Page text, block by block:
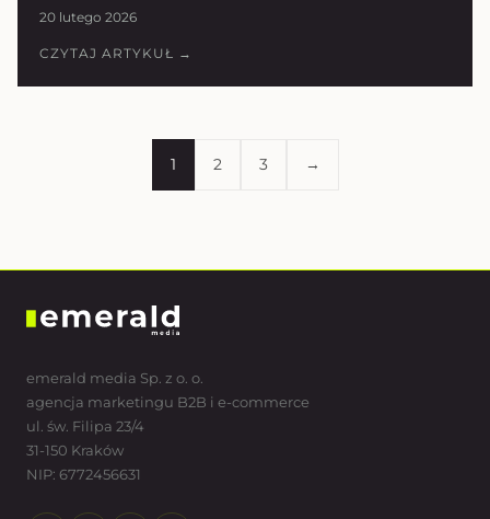
20 lutego 2026
CZYTAJ ARTYKUŁ →
1 2 3 →
emerald media Sp. z o. o.
agencja marketingu B2B i e-commerce
ul. św. Filipa 23/4
31-150 Kraków
NIP: 6772456631